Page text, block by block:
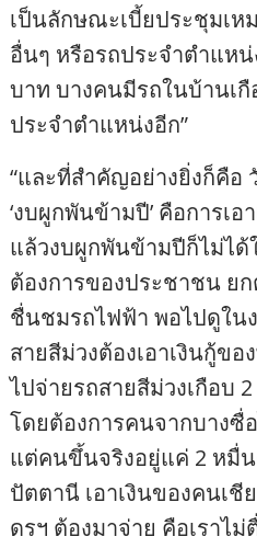
เป็นลักษณะเบี้ยประชุมเห
อื่นๆ หรือรถประจำตำแห
บาท บางคนมีรถในบ้านเ
ประจำตำแหน่งอีก”
“และที่สำคัญอย่างยิ่งก็คือ
‘งบผูกพันข้ามปี’ คือการเ
แล้วงบผูกพันข้ามปีก็ไม่ได้
ต้องการของประชาชน ย
ชื่นชมรถไฟฟ้า พอไปดูใน
สายสีม่วงต้องเอาเงินกู้ขอ
ไปจ่ายรถสายสีม่วงเกือบ
โดยต้องการคนจากบาง
แต่คนขึ้นจริงอยู่แค่ 2 หมื่
ปัตตานี เอาเงินของคนเชี
ดรฯ ต้องมาจ่าย คือเราไ